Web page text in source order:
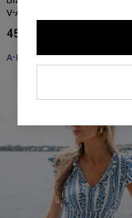
V-Ausschnitt
45,00 €
A-Linien